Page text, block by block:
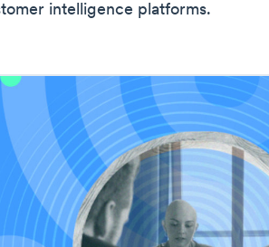
intelligence platforms.